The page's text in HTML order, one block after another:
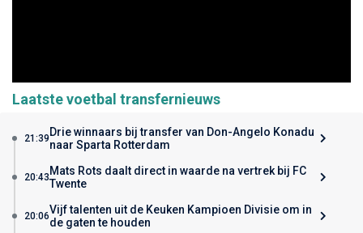
Laatste voetbal transfernieuws
21:39 Drie winnaars bij transfer van Don-Angelo Konadu
naar Sparta Rotterdam
20:43Mats Rots daalt direct in waarde na vertrek bij FC
Twente
20:06Vijf talenten uit de Keuken Kampioen Divisie om in
de gaten te houden